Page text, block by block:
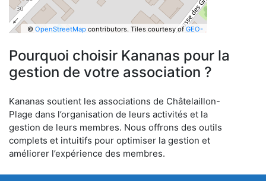
© OpenStreetMapcontributors. Tiles courtesy ofGEO-
Pourquoi choisir Kananas pour la
gestion de votre association ?
Kananas soutient les associations de Châtelaillon-
Plage dans l’organisation de leurs activités et la
gestion de leurs membres. Nous offrons des outils
complets et intuitifs pour optimiser la gestion et
améliorer l’expérience des membres.